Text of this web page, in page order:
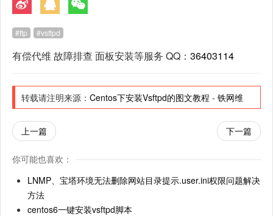
ftp vsftpd
有偿代维 故障排查 面板安装等服务 QQ： 36403114
转载请注明来源： Centos下安装Vsftpd的图文教程 - 铁网维
上一篇 下一篇
你可能也喜欢：
LNMP、宝塔环境无法删除网站目录提示.user.ini权限问题解决
方法
centos6一键安装vsftpd脚本